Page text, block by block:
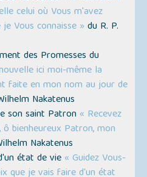
celui où Vous m'avez
Vous connaisse » du R. P.
des Promesses du
ici moi-même la
faite en mon nom au jour de
Nakatenus
son saint Patron « Recevez
bienheureux Patron, mon
Nakatenus
état de vie « Guidez Vous-
que je vais faire d'un état